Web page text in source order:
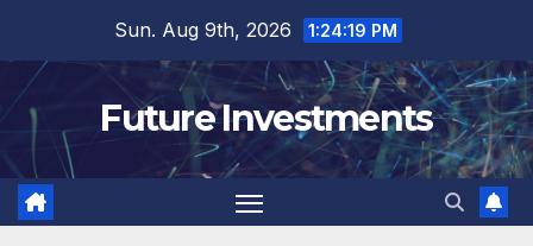
content
Sun. Aug 9th, 2026 1:24:19 PM
Future Investments